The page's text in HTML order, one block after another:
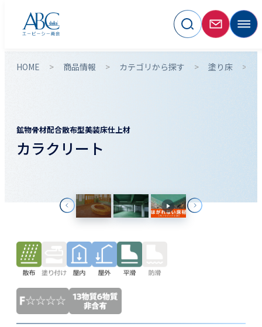
HOME 商品情報 カテゴリから探す 塗り床
鉱物骨材配合散布型美装床仕上材
カラクリート